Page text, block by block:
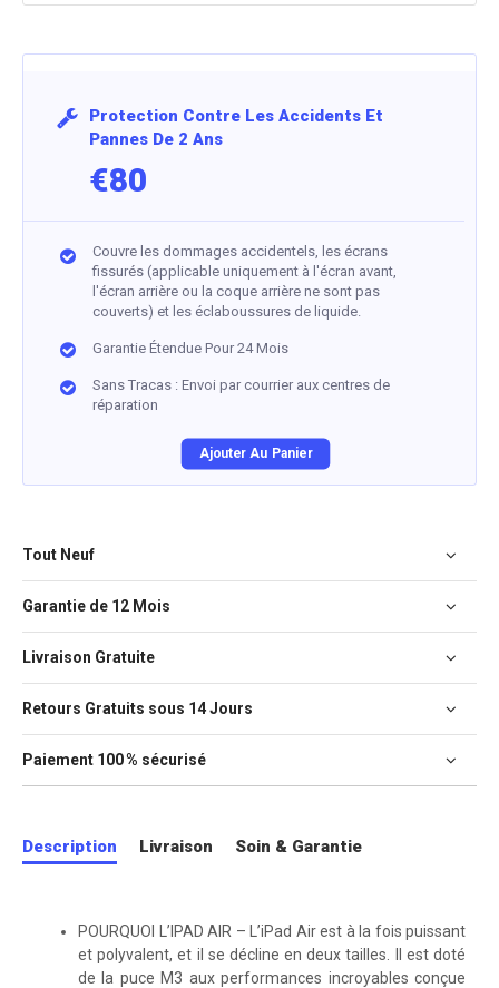
Protection Contre Les Accidents Et
Pannes De 2 Ans
€80
Couvre les dommages accidentels, les écrans
fissurés (applicable uniquement à l'écran avant,
l'écran arrière ou la coque arrière ne sont pas
couverts) et les éclaboussures de liquide.
Garantie Étendue Pour 24 Mois
Sans Tracas : Envoi par courrier aux centres de
réparation
Ajouter Au Panier
Tout Neuf
Garantie de 12 Mois
Livraison Gratuite
Retours Gratuits sous 14 Jours
Paiement 100 % sécurisé
Description Livraison Soin & Garantie
POURQUOI L’IPAD AIR – L’iPad Air est à la fois puissant
et polyvalent, et il se décline en deux tailles. Il est doté
de la puce M3 aux performances incroyables conçue